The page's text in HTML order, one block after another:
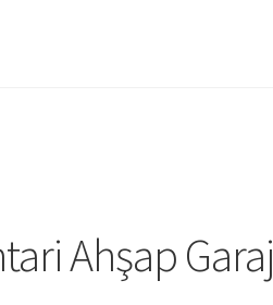
Ahşap Garaj